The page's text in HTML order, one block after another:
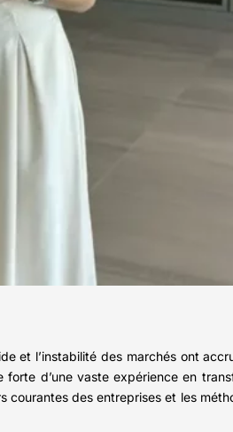
et l’instabilité des marchés ont
d’une vaste expérience en
courantes des entreprises et les